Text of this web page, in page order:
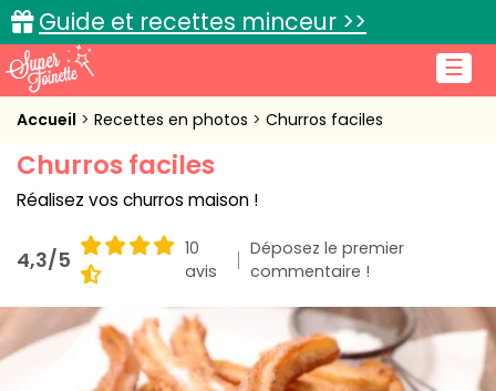
☰
Guide et recettes minceur >>
Accueil
Recettes de cuisine
L'actu cuisine
Connexion
Accueil Recettes en photos Churros faciles
Churros faciles
Réalisez vos churros maison !
4,3/5
10
avis
Déposez le premier
commentaire !